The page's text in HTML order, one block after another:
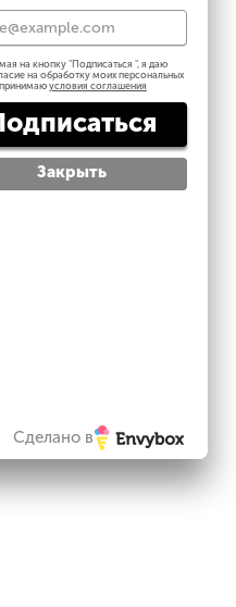
на кнопку "Подписаться ", я даю
на обработку моих персональных
условия соглашения
Закрыть
Сделано в